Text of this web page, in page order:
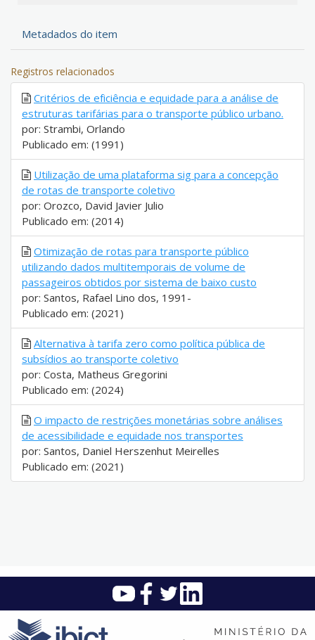
Metadados do item
Registros relacionados
Critérios de eficiência e equidade para a análise de
estruturas tarifárias para o transporte público urbano.
por: Strambi, Orlando
Publicado em: (1991)
Utilização de uma plataforma sig para a concepção
de rotas de transporte coletivo
por: Orozco, David Javier Julio
Publicado em: (2014)
Otimização de rotas para transporte público
utilizando dados multitemporais de volume de
passageiros obtidos por sistema de baixo custo
por: Santos, Rafael Lino dos, 1991-
Publicado em: (2021)
Alternativa à tarifa zero como política pública de
subsídios ao transporte coletivo
por: Costa, Matheus Gregorini
Publicado em: (2024)
O impacto de restrições monetárias sobre análises
de acessibilidade e equidade nos transportes
por: Santos, Daniel Herszenhut Meirelles
Publicado em: (2021)